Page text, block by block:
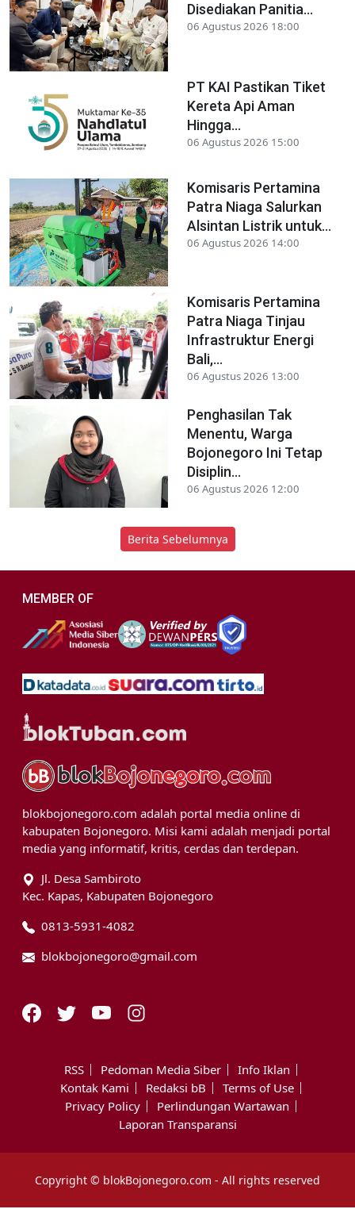
Disediakan Panitia...
06 Agustus 2026 18:00
PT KAI Pastikan Tiket
Kereta Api Aman
Hingga...
06 Agustus 2026 15:00
Komisaris Pertamina
Patra Niaga Salurkan
Alsintan Listrik untuk...
06 Agustus 2026 14:00
Komisaris Pertamina
Patra Niaga Tinjau
Infrastruktur Energi
Bali,...
06 Agustus 2026 13:00
Penghasilan Tak
Menentu, Warga
Bojonegoro Ini Tetap
Disiplin...
06 Agustus 2026 12:00
Berita Sebelumnya
MEMBER OF
blokbojonegoro.com adalah portal media online di
kabupaten Bojonegoro. Misi kami adalah menjadi portal
media yang informatif, kritis, cerdas dan terdepan.
Jl. Desa Sambiroto
Kec. Kapas, Kabupaten Bojonegoro
0813-5931-4082
blokbojonegoro@gmail.com
RSS Pedoman Media Siber
Info Iklan
Kontak Kami
Redaksi bB
Terms of Use
Privacy Policy
Perlindungan Wartawan
Laporan Transparansi
Copyright © blokBojonegoro.com - All rights reserved